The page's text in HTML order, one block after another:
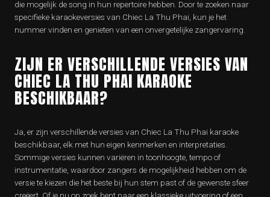
die mogelijk de song in hun repertoire hebben. Door te zoeken naar
specifieke karaokeversies van Chiec La Thu Phai, kun je het
nummer vinden en genieten van een onvergetelijke zangervaring.
ZIJN ER VERSCHILLENDE VERSIES VAN
CHIEC LA THU PHAI KARAOKE
BESCHIKBAAR?
Ja, er zijn verschillende versies van Chiec La Thu Phai karaoke
beschikbaar, elk met hun eigen kenmerken en interpretaties.
Sommige versies kunnen variëren in toonhoogte, tempo of
instrumentatie, waardoor zangers de mogelijkheid hebben om de
versie te kiezen die het beste bij hun stem past of de gewenste sfeer